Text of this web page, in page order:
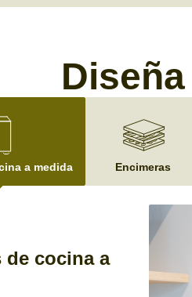
a medida Encimeras
de cocina a